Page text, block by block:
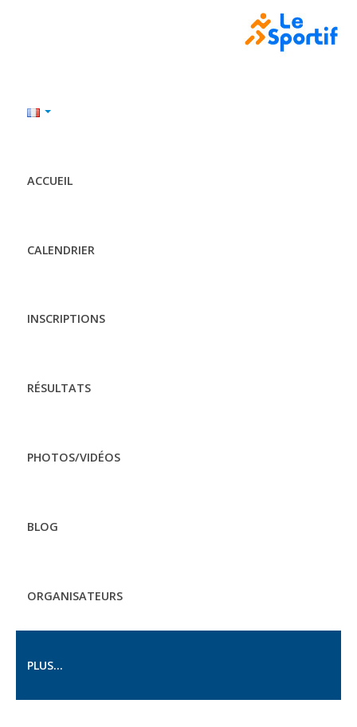
ACCUEIL
CALENDRIER
INSCRIPTIONS
RÉSULTATS
PHOTOS/VIDÉOS
BLOG
ORGANISATEURS
PLUS...